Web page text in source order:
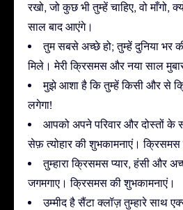
रखो, जो कुछ भी तुम्हें चाहिए, वो माँगो,
साल बाद आएंगे।
तुम सबसे अच्छे हो; तुम्हें दुनिया भर
मिले। मेरी क्रिसमस और नया साल
मुझे आशा है कि तुम्हें किसी और से
लगेगा!
आपको अपने परिवार और दोस्तों के
सेफ़ त्योहार की शुभकामनाएं। क्रिसमस
तुम्हारा क्रिसमस प्यार, हंसी और
जगमगाए। क्रिसमस की शुभकामनाएं।
उम्मीद है सैंटा क्लॉज़ तुम्हारे साथ